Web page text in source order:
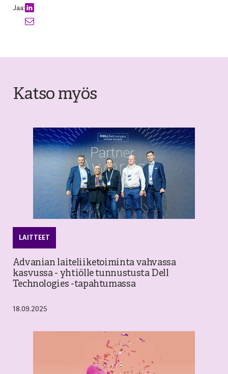
Jaa:
Katso myös
LAITTEET
Advanian laiteliiketoiminta vahvassa
kasvussa - yhtiölle tunnustusta Dell
Technologies -tapahtumassa
18.09.2025